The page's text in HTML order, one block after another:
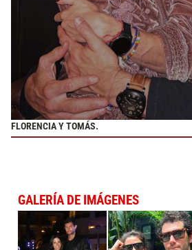
FLORENCIA Y TOMÁS.
GALERÍA DE IMÁGENES